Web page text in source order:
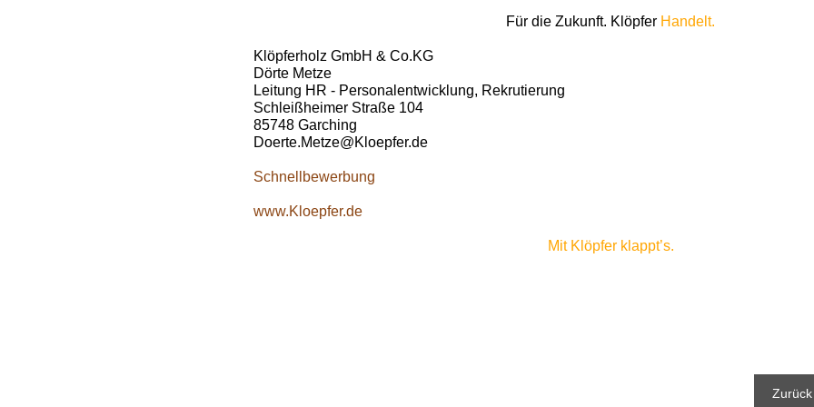
Für die Zukunft. Klöpfer Handelt.
Klöpferholz GmbH & Co.KG
Dörte Metze
Leitung HR - Personalentwicklung, Rekrutierung
Schleißheimer Straße 104
85748 Garching
Doerte.Metze@Kloepfer.de
Schnellbewerbung
www.Kloepfer.de
Mit Klöpfer klappt’s.
Zurück